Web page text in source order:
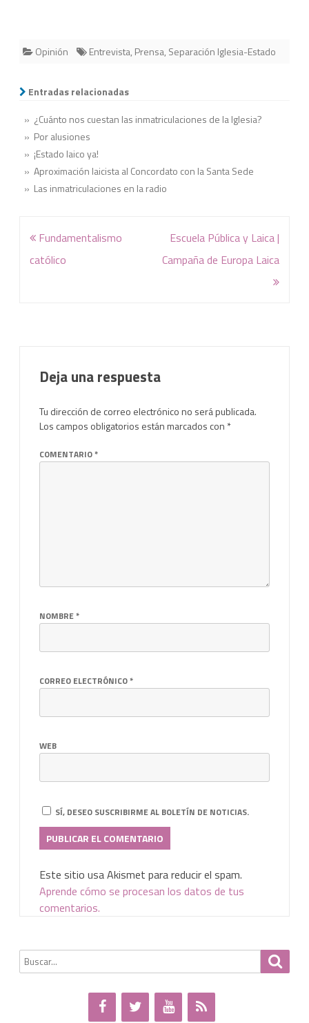
Opinión Entrevista, Prensa, Separación Iglesia-Estado
Entradas relacionadas
» ¿Cuánto nos cuestan las inmatriculaciones de la Iglesia?
» Por alusiones
» ¡Estado laico ya!
» Aproximación laicista al Concordato con la Santa Sede
» Las inmatriculaciones en la radio
Navegación
de
Fundamentalismo
católico
Escuela Pública y Laica |
Campaña de Europa Laica
Deja una respuesta
Tu dirección de correo electrónico no será publicada.
Los campos obligatorios están marcados con *
COMENTARIO*
NOMBRE*
CORREO ELECTRÓNICO*
WEB
SÍ, DESEO SUSCRIBIRME AL BOLETÍN DE NOTICIAS.
Este sitio usa Akismet para reducir el spam.
Aprende cómo se procesan los datos de tus
comentarios.
Buscar
por: